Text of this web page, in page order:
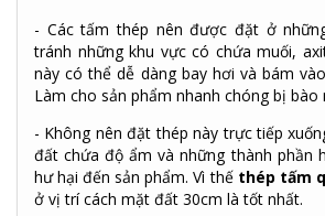
- Các tấm thép nên được đặt ở
tránh những khu vực có chứa muối,
này có thể dễ dàng bay hơi và bám
Làm cho sản phẩm nhanh chóng bị bào
- Không nên đặt thép này trực tiếp
đất chứa độ ẩm và những thành phần
hư hại đến sản phẩm. Vì thế thép tấm
ở vị trí cách mặt đất 30cm là tốt nhất.